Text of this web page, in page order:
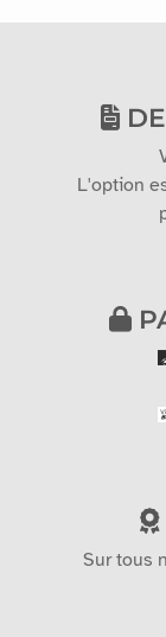
L'option
Sur tous